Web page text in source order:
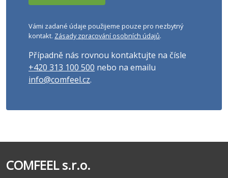
Vámi zadané údaje použijeme pouze pro nezbytný
kontakt. Zásady zpracování osobních údajů.
Případně nás rovnou kontaktujte na čísle
+420 313 100 500 nebo na emailu
info@comfeel.cz.
COMFEEL s.r.o.